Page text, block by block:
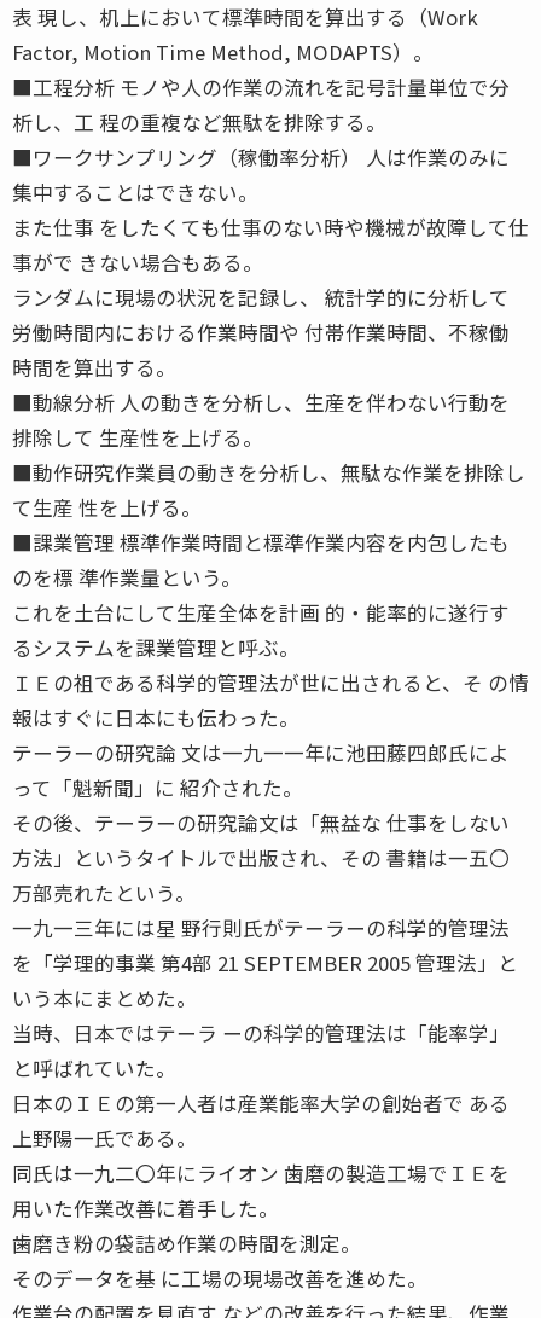
表 現し、机上において標準時間を算出する（Work
Factor, Motion Time Method, MODAPTS）。
■工程分析 モノや人の作業の流れを記号計量単位で分
析し、工 程の重複など無駄を排除する。
■ワークサンプリング（稼働率分析） 人は作業のみに
集中することはできない。
また仕事 をしたくても仕事のない時や機械が故障して仕
事がで きない場合もある。
ランダムに現場の状況を記録し、 統計学的に分析して
労働時間内における作業時間や 付帯作業時間、不稼働
時間を算出する。
■動線分析 人の動きを分析し、生産を伴わない行動を
排除して 生産性を上げる。
■動作研究作業員の動きを分析し、無駄な作業を排除し
て生産 性を上げる。
■課業管理 標準作業時間と標準作業内容を内包したも
のを標 準作業量という。
これを土台にして生産全体を計画 的・能率的に遂行す
るシステムを課業管理と呼ぶ。
ＩＥの祖である科学的管理法が世に出されると、そ の情
報はすぐに日本にも伝わった。
テーラーの研究論 文は一九一一年に池田藤四郎氏によ
って「魁新聞」に 紹介された。
その後、テーラーの研究論文は「無益な 仕事をしない
方法」というタイトルで出版され、その 書籍は一五〇
万部売れたという。
一九一三年には星 野行則氏がテーラーの科学的管理法
を「学理的事業 第4部 21 SEPTEMBER 2005 管理法」と
いう本にまとめた。
当時、日本ではテーラ ーの科学的管理法は「能率学」
と呼ばれていた。
日本のＩＥの第一人者は産業能率大学の創始者で ある
上野陽一氏である。
同氏は一九二〇年にライオン 歯磨の製造工場でＩＥを
用いた作業改善に着手した。
歯磨き粉の袋詰め作業の時間を測定。
そのデータを基 に工場の現場改善を進めた。